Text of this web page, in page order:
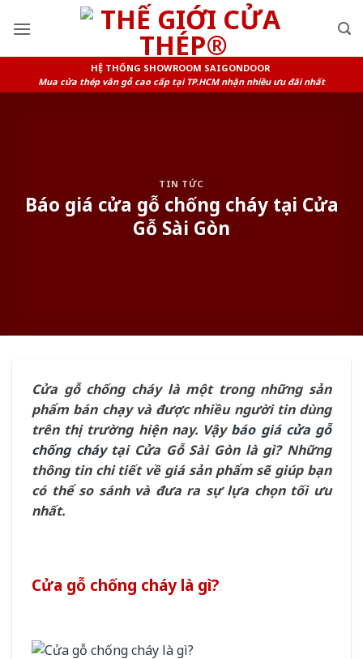
HỆ THỐNG SHOWROOM SAIGONDOOR
Mua cửa thép vân gỗ cao cấp tại TP.HCM nhận nhiều ưu đãi nhất
TIN TỨC
Báo giá cửa gỗ chống cháy tại Cửa
Gỗ Sài Gòn
Cửa gỗ chống cháy là một trong những sản
phẩm bán chạy và được nhiều người tin dùng
trên thị trường hiện nay. Vậy báo giá cửa gỗ
chống cháytại Cửa Gỗ Sài Gòn là gì? Những
thông tin chi tiết về giá sản phẩm sẽ giúp bạn
có thể so sánh và đưa ra sự lựa chọn tối ưu
nhất.
Cửa gỗ chống cháy là gì?